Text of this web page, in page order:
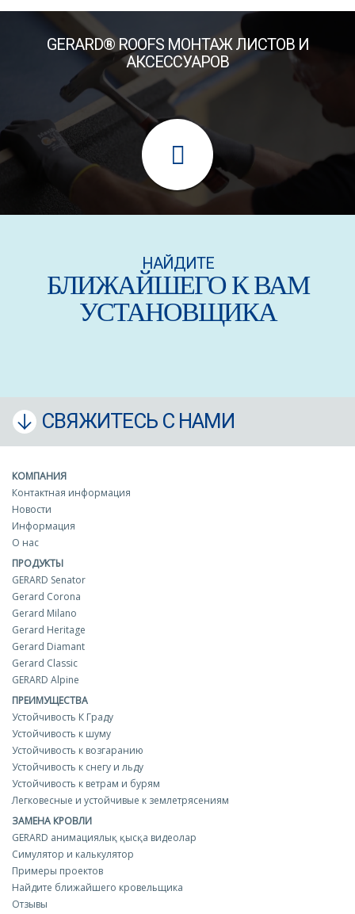
GERARD® ROOFS МОНТАЖ ЛИСТОВ И
АКСЕССУАРОВ
НАЙДИТЕ
БЛИЖАЙШЕГО К ВАМ
УСТАНОВЩИКА
СВЯЖИТЕСЬ С НАМИ
КОМПАНИЯ
Контактная информация
Новости
Информация
О нас
ПРОДУКТЫ
GERARD Senator
Gerard Corona
Gerard Milano
Gerard Heritage
Gerard Diamant
Gerard Classic
GERARD Alpine
ПРЕИМУЩЕСТВА
Устойчивость К Граду
Устойчивость к шуму
Устойчивость к возгаранию
Устойчивость к снегу и льду
Устойчивость к ветрам и бурям
Легковесные и устойчивые к землетрясениям
ЗАМЕНА КРОВЛИ
GERARD анимациялық қысқа видеолар
Симулятор и калькулятор
Примеры проектов
Найдите ближайшего кровельщика
Отзывы